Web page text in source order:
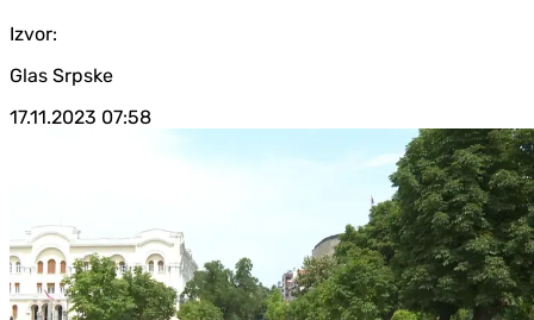
Izvor:
Glas Srpske
17.11.2023 07:58